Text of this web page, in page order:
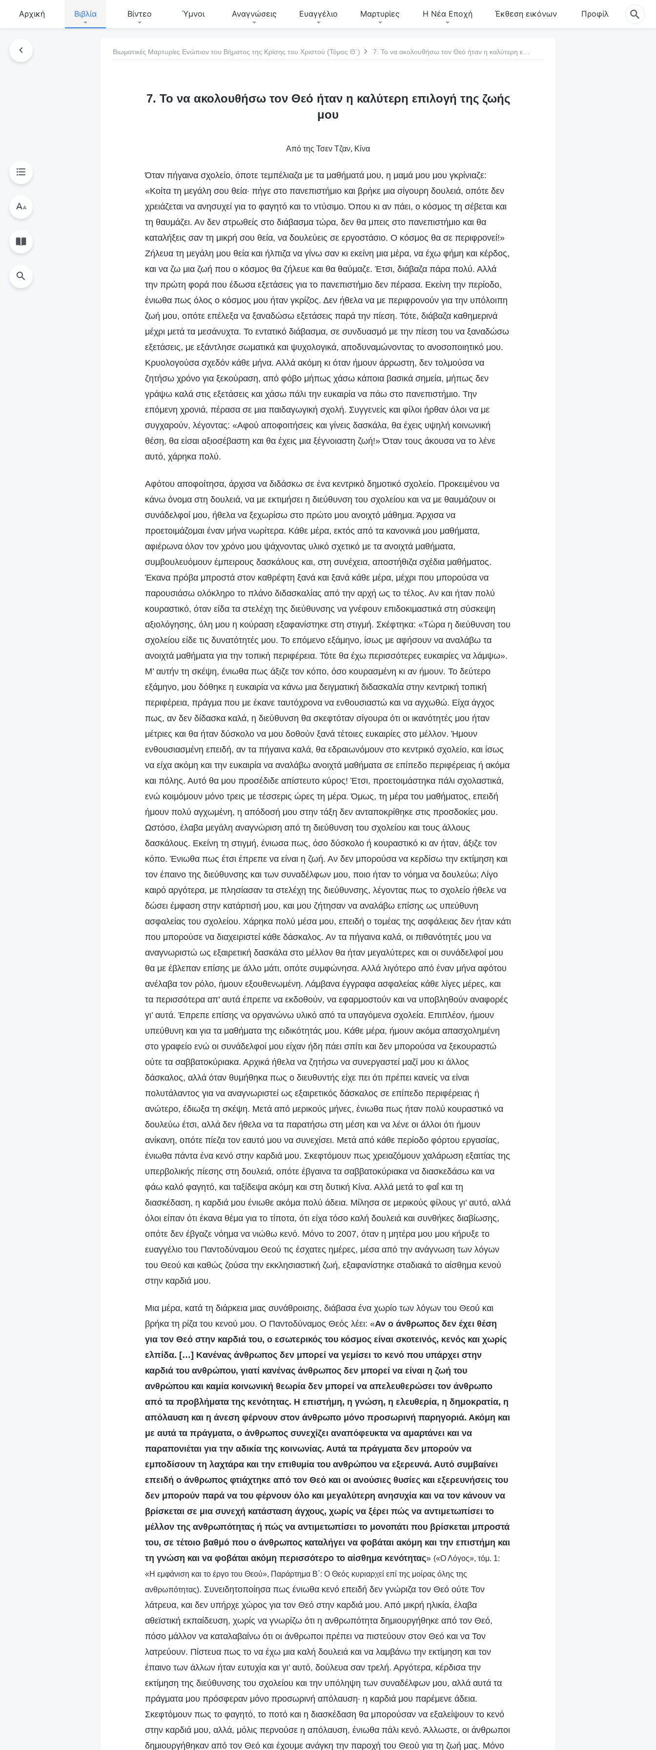
Αρχική Βιβλία Βίντεο Ύμνοι Αναγνώσεις Ευαγγέλιο Μαρτυρίες Η Νέα Εποχή Έκθεση εικόνων Προφίλ
Βιωματικές Μαρτυρίες Ενώπιον του Βήματος της Κρίσης του Χριστού (Τόμος Θ΄)
7. Το να ακολουθήσω τον Θεό ήταν η καλύτερη επιλογή της ζωής
μου
Από της Τσεν Τζαν, Κίνα
Όταν πήγαινα σχολείο, όποτε τεμπέλιαζα με τα μαθήματά μου, η μαμά μου μου γκρίνιαζε:
«Κοίτα τη μεγάλη σου θεία· πήγε στο πανεπιστήμιο και βρήκε μια σίγουρη δουλειά, οπότε δεν
χρειάζεται να ανησυχεί για το φαγητό και το ντύσιμο. Όπου κι αν πάει, ο κόσμος τη σέβεται και
τη θαυμάζει. Αν δεν στρωθείς στο διάβασμα τώρα, δεν θα μπεις στο πανεπιστήμιο και θα
καταλήξεις σαν τη μικρή σου θεία, να δουλεύεις σε εργοστάσιο. Ο κόσμος θα σε περιφρονεί!»
Ζήλευα τη μεγάλη μου θεία και ήλπιζα να γίνω σαν κι εκείνη μια μέρα, να έχω φήμη και κέρδος,
και να ζω μια ζωή που ο κόσμος θα ζήλευε και θα θαύμαζε. Έτσι, διάβαζα πάρα πολύ. Αλλά
την πρώτη φορά που έδωσα εξετάσεις για το πανεπιστήμιο δεν πέρασα. Εκείνη την περίοδο,
ένιωθα πως όλος ο κόσμος μου ήταν γκρίζος. Δεν ήθελα να με περιφρονούν για την υπόλοιπη
ζωή μου, οπότε επέλεξα να ξαναδώσω εξετάσεις παρά την πίεση. Τότε, διάβαζα καθημερινά
μέχρι μετά τα μεσάνυχτα. Το εντατικό διάβασμα, σε συνδυασμό με την πίεση του να ξαναδώσω
εξετάσεις, με εξάντλησε σωματικά και ψυχολογικά, αποδυναμώνοντας το ανοσοποιητικό μου.
Κρυολογούσα σχεδόν κάθε μήνα. Αλλά ακόμη κι όταν ήμουν άρρωστη, δεν τολμούσα να
ζητήσω χρόνο για ξεκούραση, από φόβο μήπως χάσω κάποια βασικά σημεία, μήπως δεν
γράψω καλά στις εξετάσεις και χάσω πάλι την ευκαιρία να πάω στο πανεπιστήμιο. Την
επόμενη χρονιά, πέρασα σε μια παιδαγωγική σχολή. Συγγενείς και φίλοι ήρθαν όλοι να με
συγχαρούν, λέγοντας: «Αφού αποφοιτήσεις και γίνεις δασκάλα, θα έχεις υψηλή κοινωνική
θέση, θα είσαι αξιοσέβαστη και θα έχεις μια ξέγνοιαστη ζωή!» Όταν τους άκουσα να το λένε
αυτό, χάρηκα πολύ.
Αφότου αποφοίτησα, άρχισα να διδάσκω σε ένα κεντρικό δημοτικό σχολείο. Προκειμένου να
κάνω όνομα στη δουλειά, να με εκτιμήσει η διεύθυνση του σχολείου και να με θαυμάζουν οι
συνάδελφοί μου, ήθελα να ξεχωρίσω στο πρώτο μου ανοιχτό μάθημα. Άρχισα να
προετοιμάζομαι έναν μήνα νωρίτερα. Κάθε μέρα, εκτός από τα κανονικά μου μαθήματα,
αφιέρωνα όλον τον χρόνο μου ψάχνοντας υλικό σχετικό με τα ανοιχτά μαθήματα,
συμβουλευόμουν έμπειρους δασκάλους και, στη συνέχεια, αποστήθιζα σχέδια μαθήματος.
Έκανα πρόβα μπροστά στον καθρέφτη ξανά και ξανά κάθε μέρα, μέχρι που μπορούσα να
παρουσιάσω ολόκληρο το πλάνο διδασκαλίας από την αρχή ως το τέλος. Αν και ήταν πολύ
κουραστικό, όταν είδα τα στελέχη της διεύθυνσης να γνέφουν επιδοκιμαστικά στη σύσκεψη
αξιολόγησης, όλη μου η κούραση εξαφανίστηκε στη στιγμή. Σκέφτηκα: «Τώρα η διεύθυνση του
σχολείου είδε τις δυνατότητές μου. Το επόμενο εξάμηνο, ίσως με αφήσουν να αναλάβω τα
ανοιχτά μαθήματα για την τοπική περιφέρεια. Τότε θα έχω περισσότερες ευκαιρίες να λάμψω».
Μ’ αυτήν τη σκέψη, ένιωθα πως άξιζε τον κόπο, όσο κουρασμένη κι αν ήμουν. Το δεύτερο
εξάμηνο, μου δόθηκε η ευκαιρία να κάνω μια δειγματική διδασκαλία στην κεντρική τοπική
περιφέρεια, πράγμα που με έκανε ταυτόχρονα να ενθουσιαστώ και να αγχωθώ. Είχα άγχος
πως, αν δεν δίδασκα καλά, η διεύθυνση θα σκεφτόταν σίγουρα ότι οι ικανότητές μου ήταν
μέτριες και θα ήταν δύσκολο να μου δοθούν ξανά τέτοιες ευκαιρίες στο μέλλον. Ήμουν
ενθουσιασμένη επειδή, αν τα πήγαινα καλά, θα εδραιωνόμουν στο κεντρικό σχολείο, και ίσως
να είχα ακόμη και την ευκαιρία να αναλάβω ανοιχτά μαθήματα σε επίπεδο περιφέρειας ή ακόμα
και πόλης. Αυτό θα μου προσέδιδε απίστευτο κύρος! Έτσι, προετοιμάστηκα πάλι σχολαστικά,
ενώ κοιμόμουν μόνο τρεις με τέσσερις ώρες τη μέρα. Όμως, τη μέρα του μαθήματος, επειδή
ήμουν πολύ αγχωμένη, η απόδοσή μου στην τάξη δεν ανταποκρίθηκε στις προσδοκίες μου.
Ωστόσο, έλαβα μεγάλη αναγνώριση από τη διεύθυνση του σχολείου και τους άλλους
δασκάλους. Εκείνη τη στιγμή, ένιωσα πως, όσο δύσκολο ή κουραστικό κι αν ήταν, άξιζε τον
κόπο. Ένιωθα πως έτσι έπρεπε να είναι η ζωή. Αν δεν μπορούσα να κερδίσω την εκτίμηση και
τον έπαινο της διεύθυνσης και των συναδέλφων μου, ποιο ήταν το νόημα να δουλεύω; Λίγο
καιρό αργότερα, με πλησίασαν τα στελέχη της διεύθυνσης, λέγοντας πως το σχολείο ήθελε να
δώσει έμφαση στην κατάρτισή μου, και μου ζήτησαν να αναλάβω επίσης ως υπεύθυνη
ασφαλείας του σχολείου. Χάρηκα πολύ μέσα μου, επειδή ο τομέας της ασφάλειας δεν ήταν κάτι
που μπορούσε να διαχειριστεί κάθε δάσκαλος. Αν τα πήγαινα καλά, οι πιθανότητές μου να
αναγνωριστώ ως εξαιρετική δασκάλα στο μέλλον θα ήταν μεγαλύτερες και οι συνάδελφοί μου
θα με έβλεπαν επίσης με άλλο μάτι, οπότε συμφώνησα. Αλλά λιγότερο από έναν μήνα αφότου
ανέλαβα τον ρόλο, ήμουν εξουθενωμένη. Λάμβανα έγγραφα ασφαλείας κάθε λίγες μέρες, και
τα περισσότερα απ’ αυτά έπρεπε να εκδοθούν, να εφαρμοστούν και να υποβληθούν αναφορές
γι’ αυτά. Έπρεπε επίσης να οργανώνω υλικό από τα υπαγόμενα σχολεία. Επιπλέον, ήμουν
υπεύθυνη και για τα μαθήματα της ειδικότητάς μου. Κάθε μέρα, ήμουν ακόμα απασχολημένη
στο γραφείο ενώ οι συνάδελφοί μου είχαν ήδη πάει σπίτι και δεν μπορούσα να ξεκουραστώ
ούτε τα σαββατοκύριακα. Αρχικά ήθελα να ζητήσω να συνεργαστεί μαζί μου κι άλλος
δάσκαλος, αλλά όταν θυμήθηκα πως ο διευθυντής είχε πει ότι πρέπει κανείς να είναι
πολυτάλαντος για να αναγνωριστεί ως εξαιρετικός δάσκαλος σε επίπεδο περιφέρειας ή
ανώτερο, έδιωξα τη σκέψη. Μετά από μερικούς μήνες, ένιωθα πως ήταν πολύ κουραστικό να
δουλεύω έτσι, αλλά δεν ήθελα να τα παρατήσω στη μέση και να λένε οι άλλοι ότι ήμουν
ανίκανη, οπότε πίεζα τον εαυτό μου να συνεχίσει. Μετά από κάθε περίοδο φόρτου εργασίας,
ένιωθα πάντα ένα κενό στην καρδιά μου. Σκεφτόμουν πως χρειαζόμουν χαλάρωση εξαιτίας της
υπερβολικής πίεσης στη δουλειά, οπότε έβγαινα τα σαββατοκύριακα να διασκεδάσω και να
φάω καλό φαγητό, και ταξίδεψα ακόμη και στη δυτική Κίνα. Αλλά μετά το φαΐ και τη
διασκέδαση, η καρδιά μου ένιωθε ακόμα πολύ άδεια. Μίλησα σε μερικούς φίλους γι’ αυτό, αλλά
όλοι είπαν ότι έκανα θέμα για το τίποτα, ότι είχα τόσο καλή δουλειά και συνθήκες διαβίωσης,
οπότε δεν έβγαζε νόημα να νιώθω κενό. Μόνο το 2007, όταν η μητέρα μου μου κήρυξε το
ευαγγέλιο του Παντοδύναμου Θεού τις έσχατες ημέρες, μέσα από την ανάγνωση των λόγων
του Θεού και καθώς ζούσα την εκκλησιαστική ζωή, εξαφανίστηκε σταδιακά το αίσθημα κενού
στην καρδιά μου.
Μια μέρα, κατά τη διάρκεια μιας συνάθροισης, διάβασα ένα χωρίο των λόγων του Θεού και
βρήκα τη ρίζα του κενού μου. Ο Παντοδύναμος Θεός λέει: «Αν ο άνθρωπος δεν έχει θέση
για τον Θεό στην καρδιά του, ο εσωτερικός του κόσμος είναι σκοτεινός, κενός και χωρίς
ελπίδα. […] Κανένας άνθρωπος δεν μπορεί να γεμίσει το κενό που υπάρχει στην
καρδιά του ανθρώπου, γιατί κανένας άνθρωπος δεν μπορεί να είναι η ζωή του
ανθρώπου και καμία κοινωνική θεωρία δεν μπορεί να απελευθερώσει τον άνθρωπο
από τα προβλήματα της κενότητας. Η επιστήμη, η γνώση, η ελευθερία, η δημοκρατία, η
απόλαυση και η άνεση φέρνουν στον άνθρωπο μόνο προσωρινή παρηγοριά. Ακόμη και
με αυτά τα πράγματα, ο άνθρωπος συνεχίζει αναπόφευκτα να αμαρτάνει και να
παραπονιέται για την αδικία της κοινωνίας. Αυτά τα πράγματα δεν μπορούν να
εμποδίσουν τη λαχτάρα και την επιθυμία του ανθρώπου να εξερευνά. Αυτό συμβαίνει
επειδή ο άνθρωπος φτιάχτηκε από τον Θεό και οι ανούσιες θυσίες και εξερευνήσεις του
δεν μπορούν παρά να του φέρνουν όλο και μεγαλύτερη ανησυχία και να τον κάνουν να
βρίσκεται σε μια συνεχή κατάσταση άγχους, χωρίς να ξέρει πώς να αντιμετωπίσει το
μέλλον της ανθρωπότητας ή πώς να αντιμετωπίσει το μονοπάτι που βρίσκεται μπροστά
του, σε τέτοιο βαθμό που ο άνθρωπος καταλήγει να φοβάται ακόμη και την επιστήμη και
τη γνώση και να φοβάται ακόμη περισσότερο το αίσθημα κενότητας» («Ο Λόγος», τόμ. 1:
«Η εμφάνιση και το έργο του Θεού», Παράρτημα Β΄: Ο Θεός κυριαρχεί επί της μοίρας όλης της
ανθρωπότητας). Συνειδητοποίησα πως ένιωθα κενό επειδή δεν γνώριζα τον Θεό ούτε Τον
λάτρευα, και δεν υπήρχε χώρος για τον Θεό στην καρδιά μου. Από μικρή ηλικία, έλαβα
αθεϊστική εκπαίδευση, χωρίς να γνωρίζω ότι η ανθρωπότητα δημιουργήθηκε από τον Θεό,
πόσο μάλλον να καταλαβαίνω ότι οι άνθρωποι πρέπει να πιστεύουν στον Θεό και να Τον
λατρεύουν. Πίστευα πως το να έχω μια καλή δουλειά και να λαμβάνω την εκτίμηση και τον
έπαινο των άλλων ήταν ευτυχία και γι’ αυτό, δούλευα σαν τρελή. Αργότερα, κέρδισα την
εκτίμηση της διεύθυνσης του σχολείου και την υπόληψη των συναδέλφων μου, αλλά αυτά τα
πράγματα μου πρόσφεραν μόνο προσωρινή απόλαυση· η καρδιά μου παρέμενε άδεια.
Σκεφτόμουν πως το φαγητό, το ποτό και η διασκέδαση θα μπορούσαν να εξαλείψουν το κενό
στην καρδιά μου, αλλά, μόλις περνούσε η απόλαυση, ένιωθα πάλι κενό. Άλλωστε, οι άνθρωποι
δημιουργήθηκαν από τον Θεό και έχουμε ανάγκη την παροχή του Θεού για τη ζωή μας. Μόνο